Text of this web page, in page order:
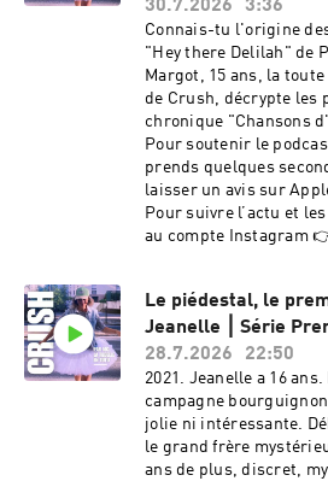
30.7.2026
3:36
Connais-tu l'origine
"Hey there Delilah" de
Margot, 15 ans, la
de Crush, décrypte les
chronique "Chansons
Pour soutenir le
prends quelques
laisser un avis sur
Pour suivre l’actu et
au compte Instagram
newsletter C’est quoi
t’apporte un éclairage
amoureuses.💜 Et si tu
partager ton histoire,
:
Audion. Visitez
https://
plus d’informations.
Le piédestal, le
Jeanelle ⎮ Série
28.7.2026
22:50
2021. Jeanelle a 16
campagne
jolie ni intéressante.
le grand frère
ans de plus, discret,